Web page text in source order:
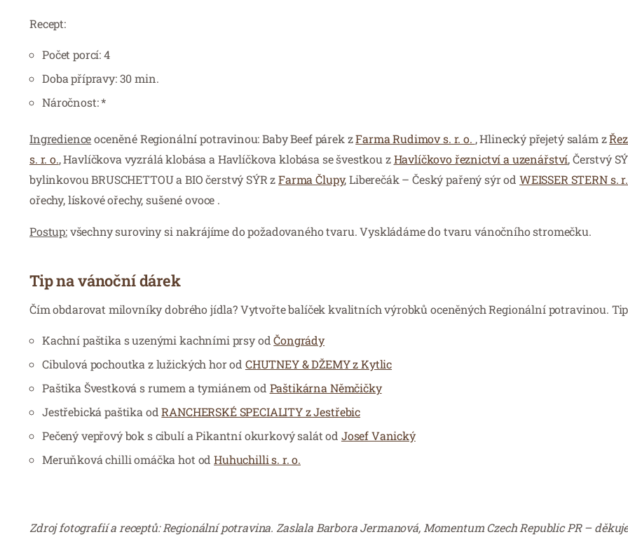
Recept:
Počet porcí: 4
Doba přípravy: 30 min.
Náročnost: *
Ingredienceoceněné Regionální potravinou: Baby Beef párek zFarma Rudimov s. r. o. , Hlinecký přejetý salám z
s. r. o., Havlíčkova vyzrálá klobása a Havlíčkova klobása se švestkou zHavlíčkovo řeznictví a uzenářství, Čerstvý
bylinkovou BRUSCHETTOU a BIO čerstvý SÝR zFarma Člupy, Liberečák – Český pařený sýr od WEISSER STERN s.
ořechy, lískové ořechy, sušené ovoce .
Postup:všechny suroviny si nakrájíme do požadovaného tvaru. Vyskládáme do tvaru vánočního stromečku.
Tip na vánoční dárek
Čím obdarovat milovníky dobrého jídla? Vytvořte balíček kvalitních výrobků oceněných Regionální potravinou.
Kachní paštika s uzenými kachními prsy odČongrády
Cibulová pochoutka z lužických hor od CHUTNEY & DŽEMY z Kytlic
Paštika Švestková s rumem a tymiánem od Paštikárna Němčičky
Jestřebická paštika odRANCHERSKÉ SPECIALITY z Jestřebic
Pečený vepřový bok s cibulí a Pikantní okurkový salát od Josef Vanický
Meruňková chilli omáčka hot odHuhuchilli s. r. o.
Zdroj fotografií a receptů: Regionální potravina. Zaslala Barbora Jermanová, Momentum Czech Republic PR –